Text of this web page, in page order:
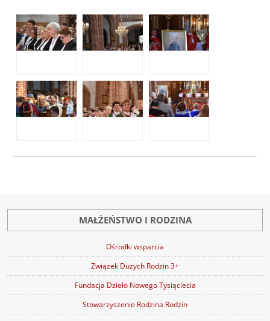
MAŁŻEŃSTWO I RODZINA
Ośrodki wsparcia
Związek Duzych Rodzin 3+
Fundacja Dzieło Nowego Tysiąclecia
Stowarzyszenie Rodzina Rodzin